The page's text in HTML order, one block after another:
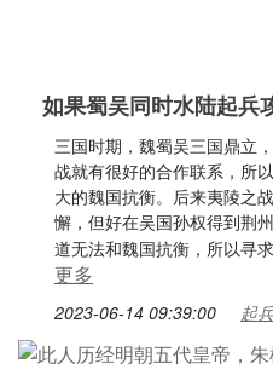
如果蜀吴同时水陆起兵
三国时期，魏蜀吴三国鼎立
战就有很好的合作联系，所
大的魏国抗衡。后来夷陵之
懈，但好在吴国孙权得到荆
道无法和魏国抗衡，所以寻
更多
2023-06-14 09:39:00 起